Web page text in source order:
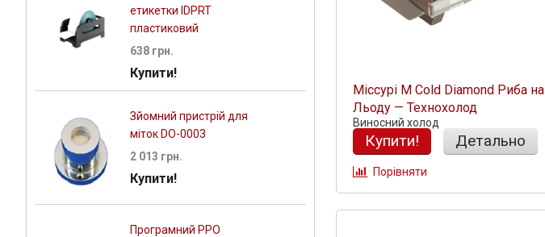
етикетки IDPRT
пластиковий
638 грн.
Купити!
Зйомний пристрій для
міток DO-0003
2 013 грн.
Купити!
Програмний РРО
Міссурі М Cold Diamond Риба на
Льоду — Технохолод
Виносний холод
Купити! Детально
Порівняти